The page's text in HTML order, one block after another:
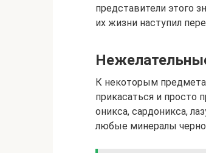
представители этого
их жизни наступил
К некоторым
прикасаться и просто
оникса, сардоникса,
любые минералы